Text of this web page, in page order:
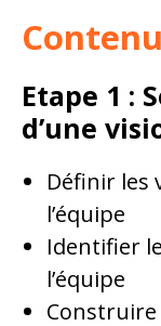
Etape 1 :
d’une
Définir les
l’équipe
Identifier
l’équipe